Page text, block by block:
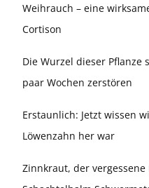
Weihrauch – eine
Cortison
Die Wurzel dieser Pflanze
paar Wochen zerstören
Erstaunlich: Jetzt wissen
Löwenzahn her war
Zinnkraut, der